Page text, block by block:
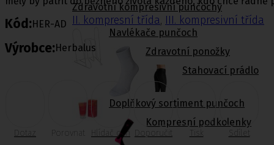
Zdravotní kompresivní punčochy
II. kompresní třída, III. kompresivní třída
Navlékače punčoch
Zdravotní ponožky
Stahovací prádlo
Doplňkový sortiment punčoch
Kompresní podkolenky
Kód:HER-AD
Výrobce:Herbalus
Dotaz Porovnat Hlídač cen Doporučit Tisk Sdílet